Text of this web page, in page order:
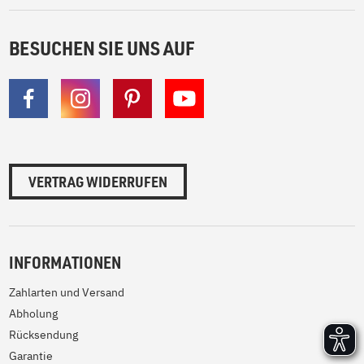
BESUCHEN SIE UNS AUF
VERTRAG WIDERRUFEN
INFORMATIONEN
Zahlarten und Versand
Abholung
Rücksendung
Garantie